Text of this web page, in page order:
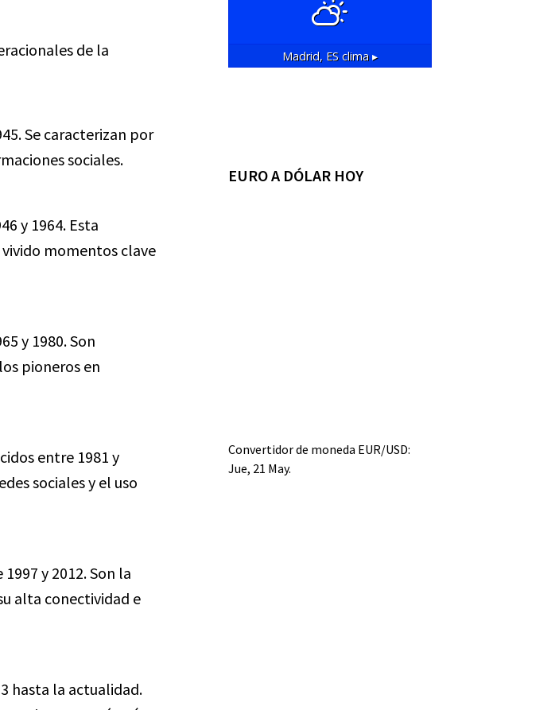
de la
Se caracterizan por
sociales.
y 1964. Esta
momentos clave
y 1980. Son
pioneros en
entre 1981 y
sociales y el uso
y 2012. Son la
alta conectividad e
hasta la actualidad.
Madrid, ES clima ▸
EURO A DÓLAR HOY
Convertidor de moneda EUR/USD:
Jue, 21 May.